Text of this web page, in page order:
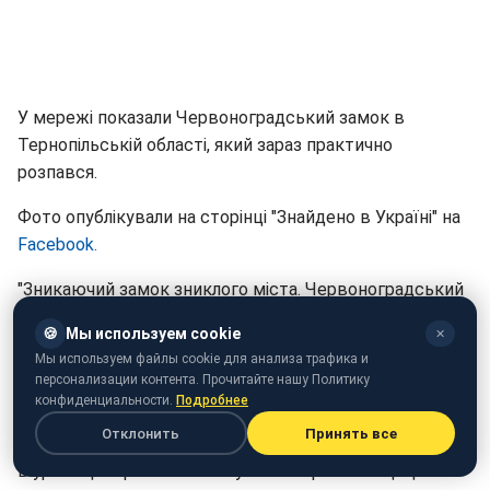
У мережі показали Червоноградський замок в
Тернопільській області, який зараз практично
розпався.
Фото опублікували на сторінці "Знайдено в Україні" на
Facebook.
"Зникаючий замок зниклого міста. Червоноградський
у підписі до знімків.
Нагадаємо, Червоноградський замок розташований
на пагорбі посеред глибокої котловини річки Джурин
в урочищі Червоне поблизу села Нирків Заліщицького
🍪 Мы используем cookie ✕
Мы используем файлы cookie для анализа трафика и
персонализации контента. Прочитайте нашу Политику
конфиденциальности. Подробнее
Отклонить Принять все